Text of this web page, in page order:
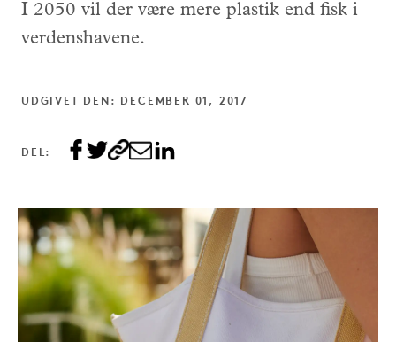
I 2050 vil der være mere plastik end fisk i
verdenshavene.
UDGIVET DEN: DECEMBER 01, 2017
DEL: